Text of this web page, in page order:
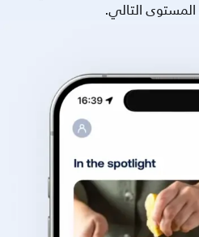
المستوى التالي.